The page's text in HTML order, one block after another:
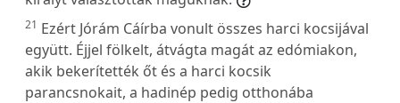
21 Ezért Jórám Cáírba vonult összes harci kocsijával
együtt. Éjjel fölkelt, átvágta magát az edómiakon,
akik bekerítették őt és a harci kocsik
parancsnokait, a hadinép pedig otthonába